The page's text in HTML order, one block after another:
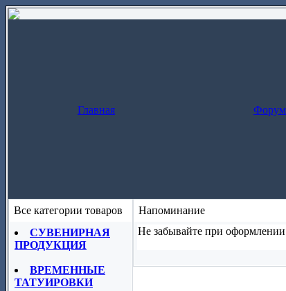
Главная Форум
Все категории товаров
СУВЕНИРНАЯ
ПРОДУКЦИЯ
ВРЕМЕННЫЕ
ТАТУИРОВКИ
Напоминание
Не забывайте при оформлении